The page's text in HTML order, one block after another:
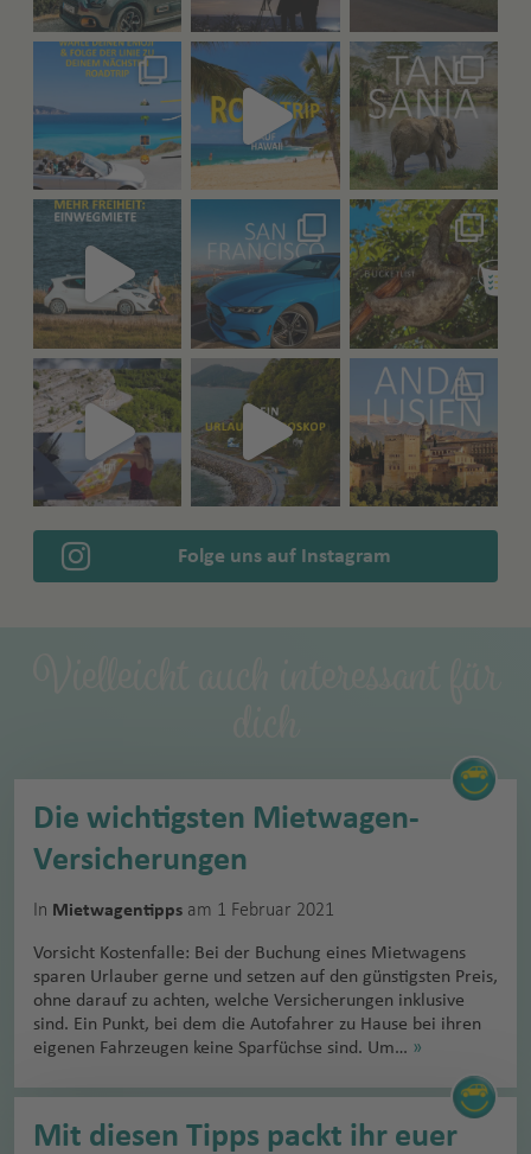
Folge uns auf Instagram
Die wichtigsten Mietwagen-
Versicherungen
In Mietwagentipps am 1 Februar 2021
Vorsicht Kostenfalle: Bei der Buchung eines Mietwagens
sparen Urlauber gerne und setzen auf den günstigsten Preis,
ohne darauf zu achten, welche Versicherungen inklusive
sind. Ein Punkt, bei dem die Autofahrer zu Hause bei ihren
eigenen Fahrzeugen keine Sparfüchse sind. Um… »
Mit diesen Tipps packt ihr euer